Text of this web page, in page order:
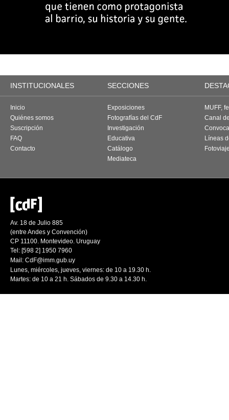
INSTITUCIONALES SECCIONES
Inicio
Quiénes somos
Suscripción
FAQ
Contacto
Exposiciones
Fotografías del CdF
Investigación
Educativa
Catálogo
Mediateca
MUFF,
Canal
Líneas
Av. 18 de Julio 885
(entre Andes y Convención)
CP 11100. Montevideo. Uruguay
Tel: [598 2] 1950 7960
Mail: CdF@imm.gub.uy
Lunes, miércoles, jueves, viernes: de 10 a 19.30 h.
Martes: de 10 a 21 h. Sábados de 9.30 a 14.30 h.